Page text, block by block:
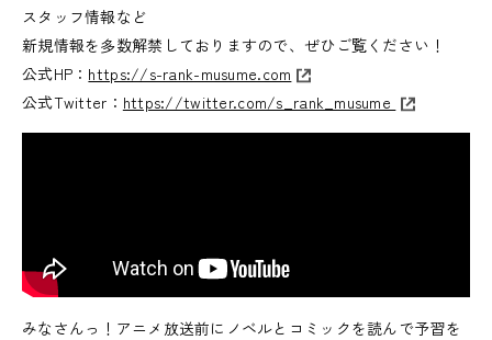
スタッフ情報など
新規情報を多数解禁しておりますので、ぜひご覧ください！
公式HP： https://s-rank-musume.com
公式Twitter： https://twitter.com/s_rank_musume
みなさんっ！アニメ放送前にノベルとコミックを読んで予習を